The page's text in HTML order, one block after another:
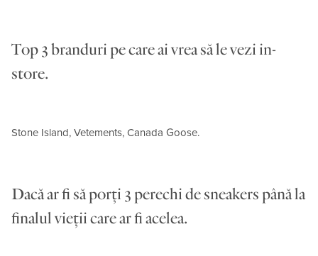
Top 3 branduri pe care ai vrea să le vezi in-
store.
Stone Island, Vetements, Canada Goose.
Dacă ar fi să porți 3 perechi de sneakers până la
finalul vieții care ar fi acelea.